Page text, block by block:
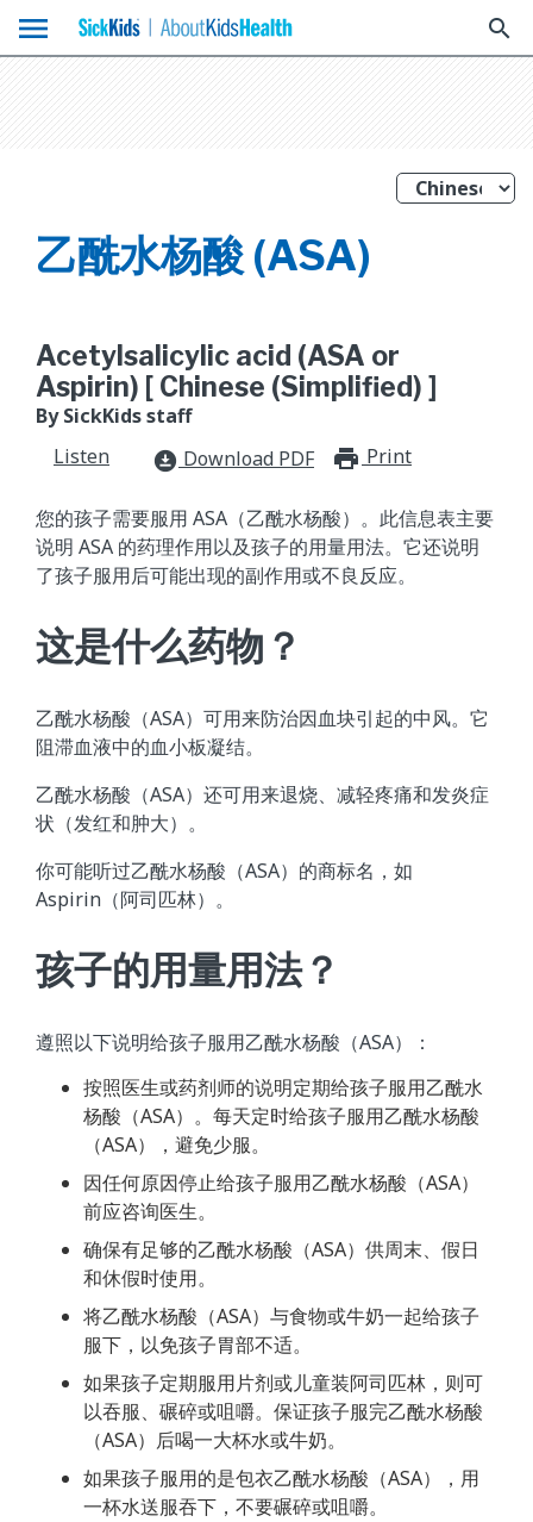
menu search
乙酰水杨酸 (ASA)
Acetylsalicylic acid (ASA or
Aspirin) [ Chinese (Simplified) ]
By SickKids staff
Listen
download_for_offline Download PDF Print
您的孩子需要服用 ASA（乙酰水杨酸）。此信息表主要
说明 ASA 的药理作用以及孩子的用量用法。它还说明
了孩子服用后可能出现的副作用或不良反应。
这是什么药物？
乙酰水杨酸（ASA）可用来防治因血块引起的中风。它
阻滞血液中的血小板凝结。
乙酰水杨酸（ASA）还可用来退烧、减轻疼痛和发炎症
状（发红和肿大）。
你可能听过乙酰水杨酸（ASA）的商标名，如
Aspirin（阿司匹林）。
孩子的用量用法？
遵照以下说明给孩子服用乙酰水杨酸（ASA）：
按照医生或药剂师的说明定期给孩子服用乙酰水
杨酸（ASA）。每天定时给孩子服用乙酰水杨酸
（ASA），避免少服。
因任何原因停止给孩子服用乙酰水杨酸（ASA）
前应咨询医生。
确保有足够的乙酰水杨酸（ASA）供周末、假日
和休假时使用。
将乙酰水杨酸（ASA）与食物或牛奶一起给孩子
服下，以免孩子胃部不适。
如果孩子定期服用片剂或儿童装阿司匹林，则可
以吞服、碾碎或咀嚼。保证孩子服完乙酰水杨酸
（ASA）后喝一大杯水或牛奶。
如果孩子服用的是包衣乙酰水杨酸（ASA），用
一杯水送服吞下，不要碾碎或咀嚼。